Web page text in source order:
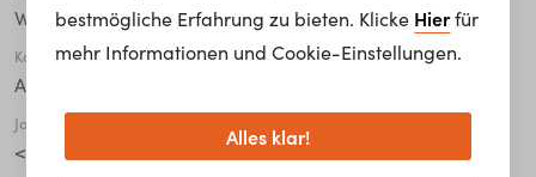
Weiterführende Schule
Karriere Level
Angestellter*e
Jahre in der Organisation
< 1
bestmögliche Erfahrung zu bieten. Klicke Hierfür
mehr Informationen und Cookie-Einstellungen.
Alles klar!